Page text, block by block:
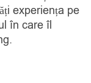
experiența pe
în care îl